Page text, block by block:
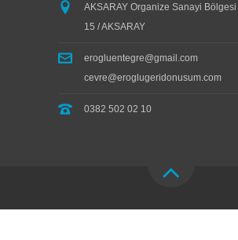
AKSARAY Organize Sanayi
15 / AKSARAY
erogluentegre@gmail.com
cevre@eroglugeridonusum.com
0382 502 02 10